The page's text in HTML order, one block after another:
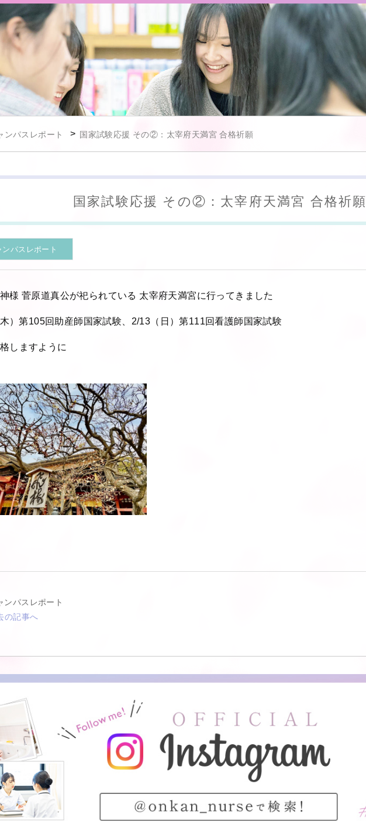
ンパスレポート > 国家試験応援 その②：太宰府天満宮 合格祈願
国家試験応援 その②：太宰府天満宮 合格祈願
ンパスレポート
様 菅原道真公が祀られている 太宰府天満宮に行ってきました
）第105回助産師国家試験、2/13（日）第111回看護師国家試験
しますように
ンパスレポート
の記事へ